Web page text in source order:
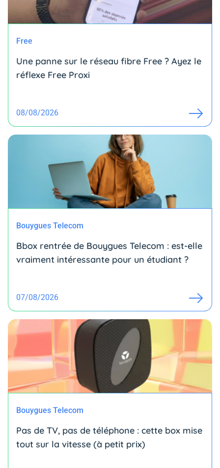
Free
Une panne sur le réseau fibre Free ? Ayez le
réflexe Free Proxi
08/08/2026
Bouygues Telecom
Bbox rentrée de Bouygues Telecom : est-elle
vraiment intéressante pour un étudiant ?
07/08/2026
Bouygues Telecom
Pas de TV, pas de téléphone : cette box mise
tout sur la vitesse (à petit prix)